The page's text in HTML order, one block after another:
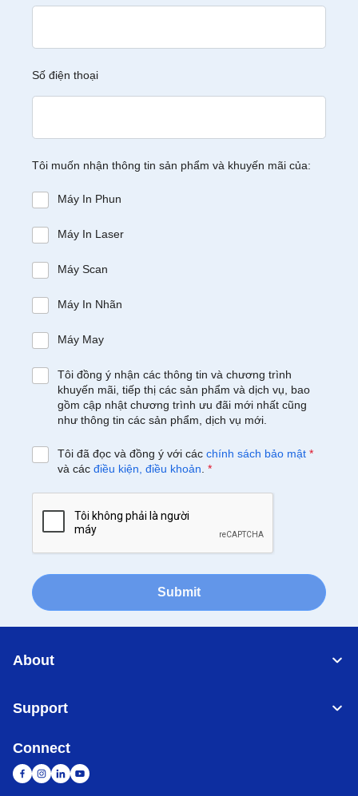
Số điện thoại
Tôi muốn nhận thông tin sản phẩm và khuyến mãi của:
Máy In Phun
Máy In Laser
Máy Scan
Máy In Nhãn
Máy May
Tôi đồng ý nhận các thông tin và chương trình
khuyến mãi, tiếp thị các sản phẩm và dịch vụ, bao
gồm cập nhật chương trình ưu đãi mới nhất cũng
như thông tin các sản phẩm, dịch vụ mới.
Tôi đã đọc và đồng ý với các chính sách bảo mật *
và các điều kiện, điều khoản *
Submit
About
Support
Connect